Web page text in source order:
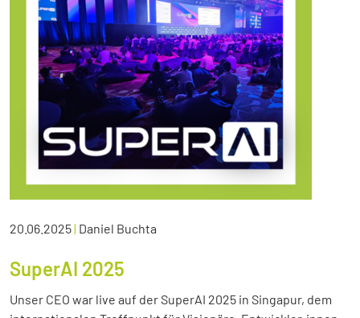
20.06.2025| Daniel Buchta
SuperAI 2025
Unser CEO war live auf der SuperAI 2025 in Singapur, dem